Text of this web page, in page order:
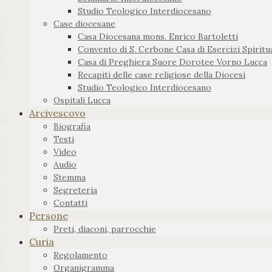
Studio Teologico Interdiocesano
Case diocesane
Casa Diocesana mons. Enrico Bartoletti
Convento di S. Cerbone Casa di Esercizi
Casa di Preghiera Suore Dorotee Vorno Lucca
Recapiti delle case religiose della Diocesi
Studio Teologico Interdiocesano
Ospitali Lucca
Arcivescovo
Biografia
Testi
Video
Audio
Stemma
Segreteria
Contatti
Persone
Preti, diaconi, parrocchie
Curia
Regolamento
Organigramma